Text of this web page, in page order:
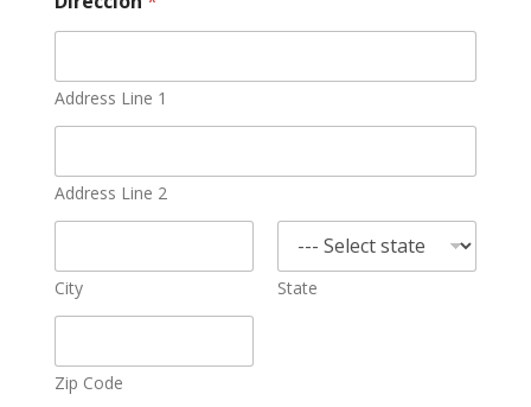
Address Line 1
Address Line 2
City State
Zip Code